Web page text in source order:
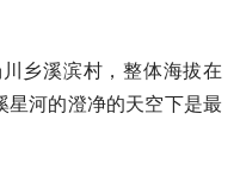
乡溪滨村，整体海拔在
河的澄净的天空下是最